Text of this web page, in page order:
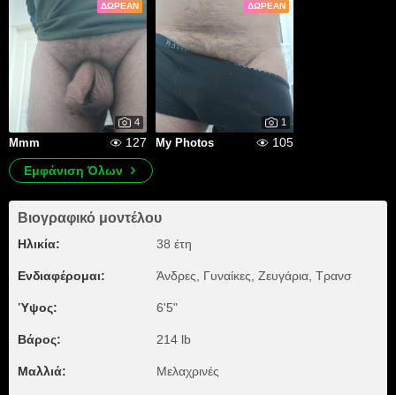
ΔΩΡΕΆΝ
4
Mmm 127
ΔΩΡΕΆΝ
1
My Photos
105
Εμφάνιση Όλων
Βιογραφικό μοντέλου
Ηλικία: 38 έτη
Ενδιαφέρομαι: Άνδρες, Γυναίκες, Zευγάρια, Τρανσ
Ύψος: 6'5"
Βάρος: 214 lb
Μαλλιά: Μελαχρινές